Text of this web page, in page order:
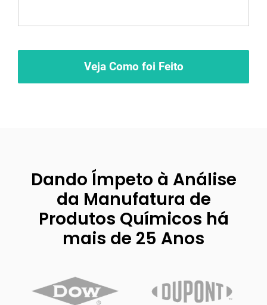
Veja Como foi Feito
Dando Ímpeto à Análise
da Manufatura de
Produtos Químicos há
mais de 25 Anos